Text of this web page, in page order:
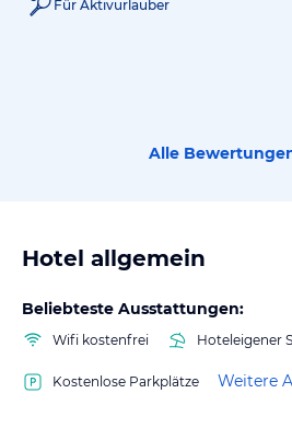
Für Aktivurlauber
Alle
Hotel allgemein
Beliebteste Ausstattungen:
Wifi kostenfrei Hoteleigener
Kostenlose Parkplätze Weitere